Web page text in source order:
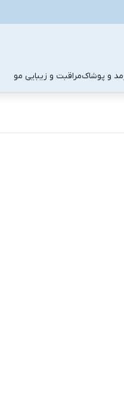
مد و پوشاکمراقبت و زیبایی مو